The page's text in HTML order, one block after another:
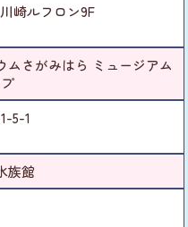
崎ルフロン9F
ムさがみはら ミュージアム
5-1
族館